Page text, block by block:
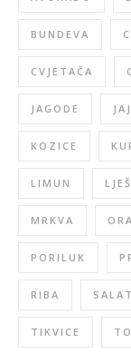
BUNDEVA
CVJETAČA
JAGODE
KOZICE
LIMUN
MRKVA
PORILUK
RIBA
TIKVICE